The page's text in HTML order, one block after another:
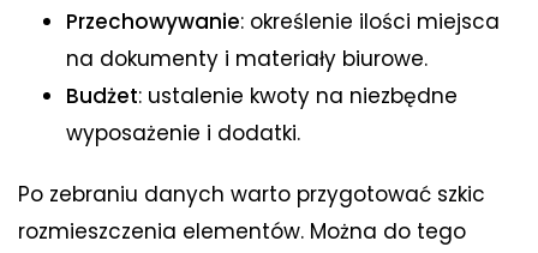
Przechowywanie: określenie ilości miejsca
na dokumenty i materiały biurowe.
Budżet: ustalenie kwoty na niezbędne
wyposażenie i dodatki.
Po zebraniu danych warto przygotować szkic
rozmieszczenia elementów. Można do tego